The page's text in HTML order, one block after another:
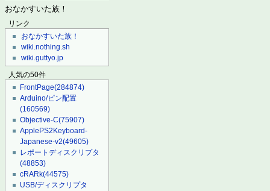
おなかすいた族！
リンク
おなかすいた族！
wiki.nothing.sh
wiki.guttyo.jp
人気の50件
FrontPage(284874)
Arduino/ピン配置
(160569)
Objective-C(75907)
ApplePS2Keyboard-
Japanese-v2(49605)
レポートディスクリプタ
(48853)
cRARk(44575)
USB/ディスクリプタ